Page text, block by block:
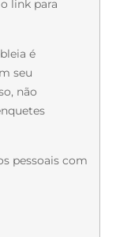
link para
é
seu
não
pessoais com